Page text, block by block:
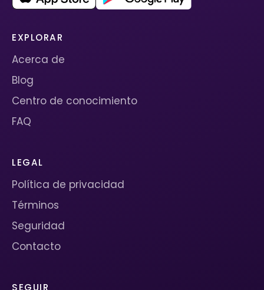
EXPLORAR
Acerca de
Blog
Centro de conocimiento
FAQ
LEGAL
Política de privacidad
Términos
Seguridad
Contacto